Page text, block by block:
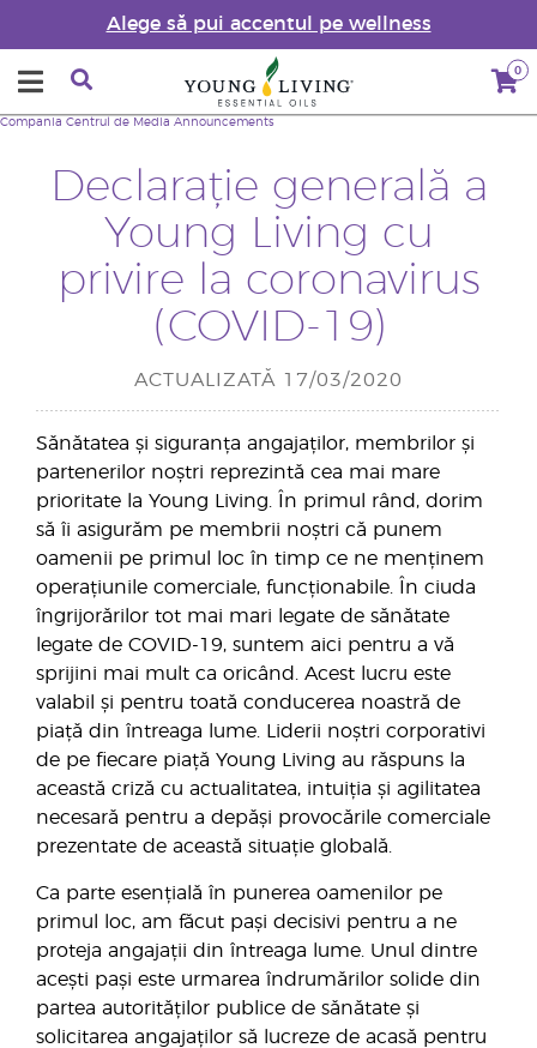
Alege să pui accentul pe wellness
0
Compania Centrul de Media Announcements
Declarație generală a
Young Living cu
privire la coronavirus
(COVID-19)
ACTUALIZATĂ 17/03/2020
Sănătatea și siguranța angajaților, membrilor și
partenerilor noștri reprezintă cea mai mare
prioritate la Young Living. În primul rând, dorim
să îi asigurăm pe membrii noștri că punem
oamenii pe primul loc în timp ce ne menținem
operațiunile comerciale, funcționabile. În ciuda
îngrijorărilor tot mai mari legate de sănătate
legate de COVID-19, suntem aici pentru a vă
sprijini mai mult ca oricând. Acest lucru este
valabil și pentru toată conducerea noastră de
piață din întreaga lume. Liderii noștri corporativi
de pe fiecare piață Young Living au răspuns la
această criză cu actualitatea, intuiția și agilitatea
necesară pentru a depăși provocările comerciale
prezentate de această situație globală.
Ca parte esențială în punerea oamenilor pe
primul loc, am făcut pași decisivi pentru a ne
proteja angajații din întreaga lume. Unul dintre
acești pași este urmarea îndrumărilor solide din
partea autorităților publice de sănătate și
solicitarea angajaților să lucreze de acasă pentru